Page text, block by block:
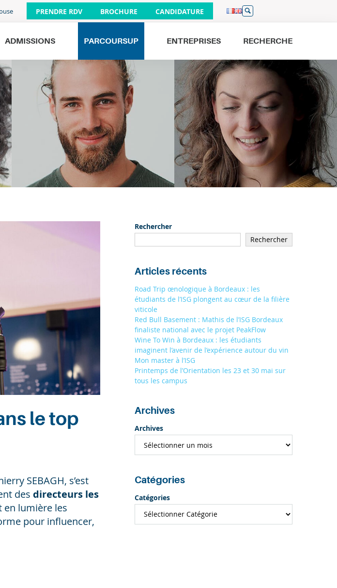
PRENDRE RDV BROCHURE CANDIDATURE
ADMISSIONS PARCOURSUP ENTREPRISES RECHERCHE
Venez nous rencontrer
JOURNÉES PORTES OUVERTES
26/09 À PARIS 9H - 16H
19/09 À BORDEAUX 9H - 16H
01/10 À LILLE 17H - 20H
À TOULOUSE 9H - 13H
le top
SEBAGH, s’est
des directeurs les
en lumière les
pour influencer,
Rechercher
Rechercher
Articles récents
Road Trip œnologique à Bordeaux : les
étudiants de l’ISG plongent au cœur de la filière
viticole
Red Bull Basement : Mathis de l’ISG Bordeaux
finaliste national avec le projet PeakFlow
Wine To Win à Bordeaux : les étudiants
imaginent l’avenir de l’expérience autour du vin
Mon master à l’ISG
Printemps de l’Orientation les 23 et 30 mai sur
tous les campus
Archives
Archives
Catégories
Catégories